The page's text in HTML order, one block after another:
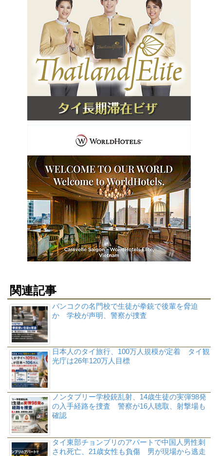
関連記事
バンコクの名門校で生徒が拳銃で後輩を脅迫
か 学校が声明、警察が捜査
日本人のタイ旅行、100万人規模が定着 タイ観
光庁は26年120万人目標
ノンタブリー学校銃乱射、14歳生徒の実弾98発
の入手経路を捜査 警察が16人聴取、射撃場も
確認
タイ東部チョンブリのアパートで中国人男性刺
され死亡、21歳女性も負傷 男が現場から逃走